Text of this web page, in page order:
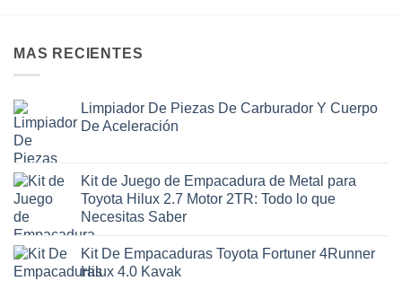
MAS RECIENTES
Limpiador De Piezas De Carburador Y Cuerpo
De Aceleración
Kit de Juego de Empacadura de Metal para
Toyota Hilux 2.7 Motor 2TR: Todo lo que
Necesitas Saber
Kit De Empacaduras Toyota Fortuner 4Runner
Hilux 4.0 Kavak